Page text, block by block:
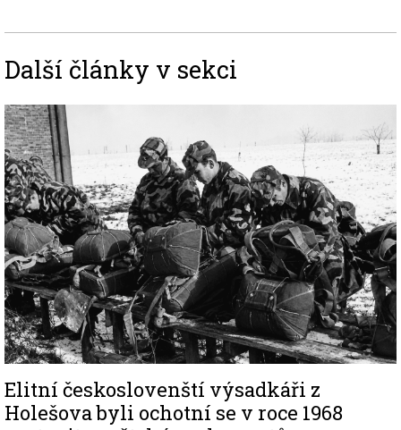
Další články v sekci
Image
Elitní českoslovenští výsadkáři z
Holešova byli ochotní se v roce 1968